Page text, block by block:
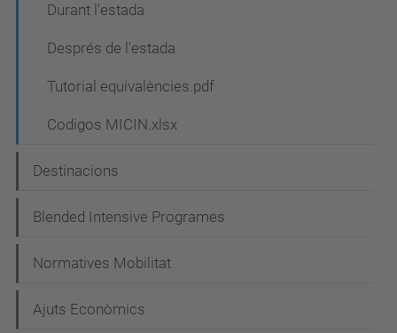
Durant l'estada
Després de l'estada
Tutorial equivalències.pdf
Codigos MICIN.xlsx
Destinacions
Blended Intensive Programes
Normatives Mobilitat
Ajuts Econòmics